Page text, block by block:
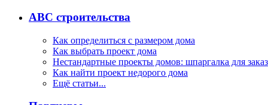
ABC строительства
Как определиться с размером дома
Как выбрать проект дома
Нестандартные проекты домов: шпаргалка для
Как найти проект недорого дома
Ещё статьи...